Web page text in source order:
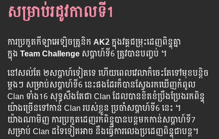
សម្រាប់រដូវកាលទី1
ការប្រកួតកីឡាអេឡិចត្រូនិកAK2ក្នុងវគ្គជម្រុះដេញពិន្ទុគ្នា
ក្នុង Team Challenge សប្ដាហ៍ទី6 ត្រូវបានបញ្ចប់ ។
នៅសល់តែ ២សប្ដាហ៍ទៀតទេ ហើយពេលវេលាក៏ចេះតែទៅមុខបន្តិច
ម្ដងៗ សម្រាប់សប្ដាហ៍ទី6 នេះផងដែរក៏បានស្វែងរកឃើញកំពូល
Clan ទាំង16 សុទ្ធសឹងតែជា Clan ដែលបានខិតខំប្រឹងប្រែងរកពិន្ទុ
យ៉ាងច្រើនទៅកាន់ Clan របស់ខ្លួន ប្រចាំសប្ដាហ៍ទី6 នេះ ។
យ៉ាងណាមិញ ការប្រកួតដេញរកពិន្ទុបានបន្តមកកាន់សប្តាហ៍ទី7
សម្រាប់ Clan ដទៃទៀតអាច នឹងធ្វើការលេងប្រដេញពិន្ទុជាបន្ត។